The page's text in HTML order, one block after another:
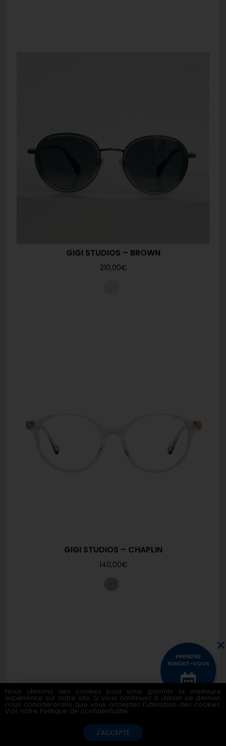
GIGI STUDIOS – BROWN
210,00€
GIGI STUDIOS – CHAPLIN
140,00€
PRENDRE
RENDEZ-VOUS
CONTACTEZ
Nous utilisons des cookies pour vous garantir la meilleure
expérience sur notre site. Si vous continuez à utiliser ce dernier,
nous considérerons que vous acceptez l’utilisation des cookies.
Voir notre Politique de confidentialité
J'ACCEPTE